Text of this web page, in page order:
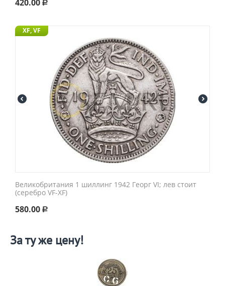
420.00 Р
XF, VF
Великобритания 1 шиллинг 1942 Георг VI; лев стоит
(серебро VF-XF)
580.00 Р
За ту же цену!